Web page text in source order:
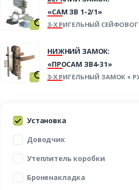
«САМ ЗВ 1-2/1»
3-Х РИГЕЛЬНЫЙ
НИЖНИЙ ЗАМОК:
«ПРОСАМ ЗВ4-31»
3-Х РИГЕЛЬНЫЙ ЗАМОК +
Установка
Доводчик
Утеплитель коробки
Броненакладка